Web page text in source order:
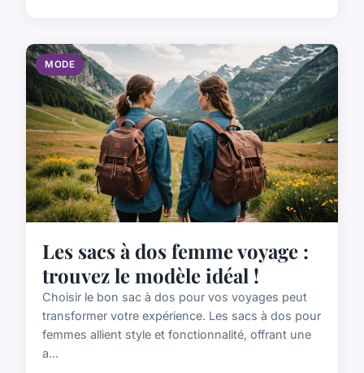
MODE
Les sacs à dos femme voyage :
trouvez le modèle idéal !
Choisir le bon sac à dos pour vos voyages peut
transformer votre expérience. Les sacs à dos pour
femmes allient style et fonctionnalité, offrant une
a...